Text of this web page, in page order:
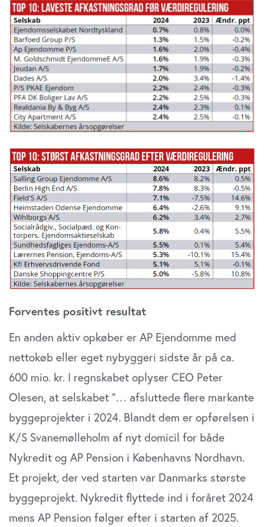
Forventes positivt resultat
En anden aktiv opkøber er AP Ejendomme med
nettokøb eller eget nybyggeri sidste år på ca.
600 mio. kr. I regnskabet oplyser CEO Peter
Olesen, at selskabet ”… afsluttede flere markante
byggeprojekter i 2024. Blandt dem er opførelsen i
K/S Svanemølleholm af nyt domicil for både
Nykredit og AP Pension i Københavns Nordhavn.
Et projekt, der ved starten var Danmarks største
byggeprojekt. Nykredit flyttede ind i foråret 2024
mens AP Pension følger efter i starten af 2025.